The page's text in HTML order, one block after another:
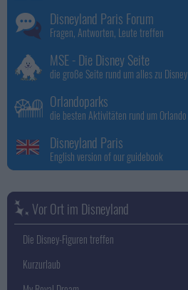
Disneyland Paris Forum
Fragen, Antworten, Leute treffen
MSE - Die Disney Seite
die große Seite rund um alles zu Disney
Orlandoparks
die besten Aktivitäten rund um Orlando
Disneyland Paris
English version of our guidebook
Vor Ort im Disneyland
Die Disney-Figuren treffen
Kurzurlaub